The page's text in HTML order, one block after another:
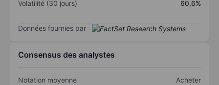
Volatilité (30 jours)
60,6%
Données fournies par
Consensus des analystes
Notation moyenne Acheter